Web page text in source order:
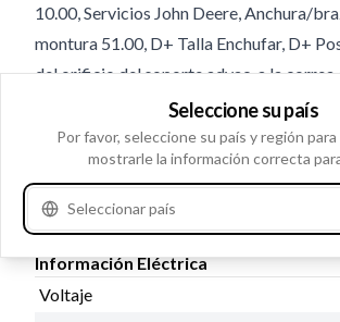
10.00, Servicios John Deere, Anchura/
montura 51.00, D+ Talla Enchufar, D+
del orificio del soporte adyac. a la correa
total 167.00, Reg./posic. de la caja de las
B+ Posición 10
Información del producto
Información Eléctrica
Voltaje
Seleccione su país
Por favor, seleccione su país y región
mostrarle la información correcta
Seleccionar país